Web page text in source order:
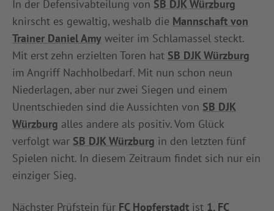
In der Defensivabteilung von SB DJK Würzburg
knirscht es gewaltig, weshalb die Mannschaft von
Trainer Daniel Amy weiter im Schlamassel steckt.
Mit erst zehn erzielten Toren hat SB DJK Würzburg
im Angriff Nachholbedarf. Mit nun schon neun
Niederlagen, aber nur zwei Siegen und einem
Unentschieden sind die Aussichten von SB DJK
Würzburg alles andere als positiv. Vom Glück
verfolgt war SB DJK Würzburg in den letzten fünf
Spielen nicht. In diesem Zeitraum findet sich nur ein
einziger Sieg.
Nächster Prüfstein für FC Hopferstadt ist 1. FC